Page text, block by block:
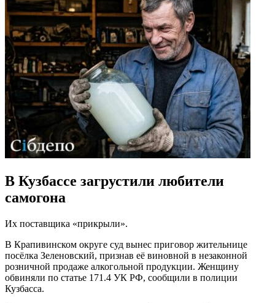
В Кузбассе загрустили любители
самогона
Их поставщика «прикрыли».
В Крапивинском округе суд вынес приговор жительнице
посёлка Зеленовский, признав её виновной в незаконной
розничной продаже алкогольной продукции. Женщину
обвиняли по статье 171.4 УК РФ, сообщили в полиции
Кузбасса.